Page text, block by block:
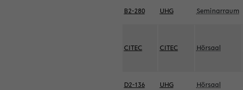
B2-280 UHG Seminarraum
CITEC CITEC Hörsaal
D2-136 UHG Hörsaal